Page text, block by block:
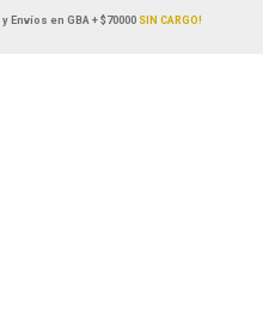
y Envíos en GBA + $70000 SIN CARGO!